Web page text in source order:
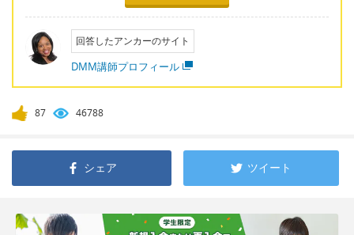
回答したアンカーのサイト
DMM講師プロフィール
87 46788
シェア ツイート